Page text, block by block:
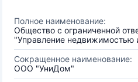
Полное наименование:
Общество с ограниченной
"Управление недвижимостью
Сокращенное наименование:
ООО "УниДом"